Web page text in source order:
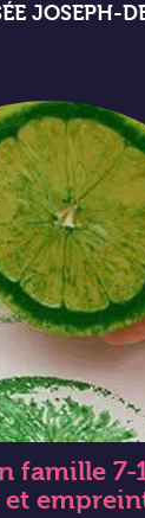
JOSEPH-
famille 7-
et